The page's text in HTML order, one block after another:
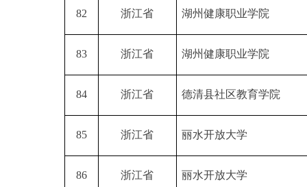
82 浙江省 湖州健康职业学院
83 浙江省 湖州健康职业学院
84 浙江省 德清县社区教育学院
85 浙江省 丽水开放大学
86 浙江省 丽水开放大学